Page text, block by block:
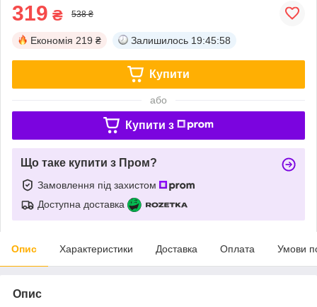
319 ₴ 538 ₴
Економія 219 ₴ Залишилось 19:45:58
Купити
або
Купити з
Що таке купити з Пром?
Замовлення під захистом
Доступна доставка
Опис Характеристики Доставка Оплата Умови
Опис